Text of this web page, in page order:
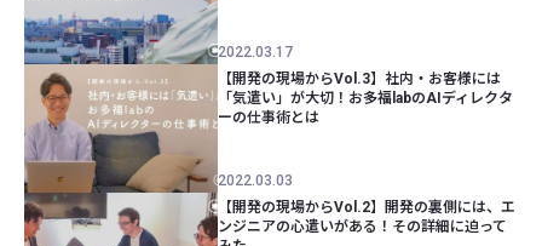
2022.03.17
【開発の現場からVol.3】社内・お客様には
「気遣い」が大切！お多福labのAIディレクタ
ーの仕事術とは
2022.03.03
【開発の現場からVol.2】開発の裏側には、エ
ンジニアの心遣いがある！その詳細に迫って